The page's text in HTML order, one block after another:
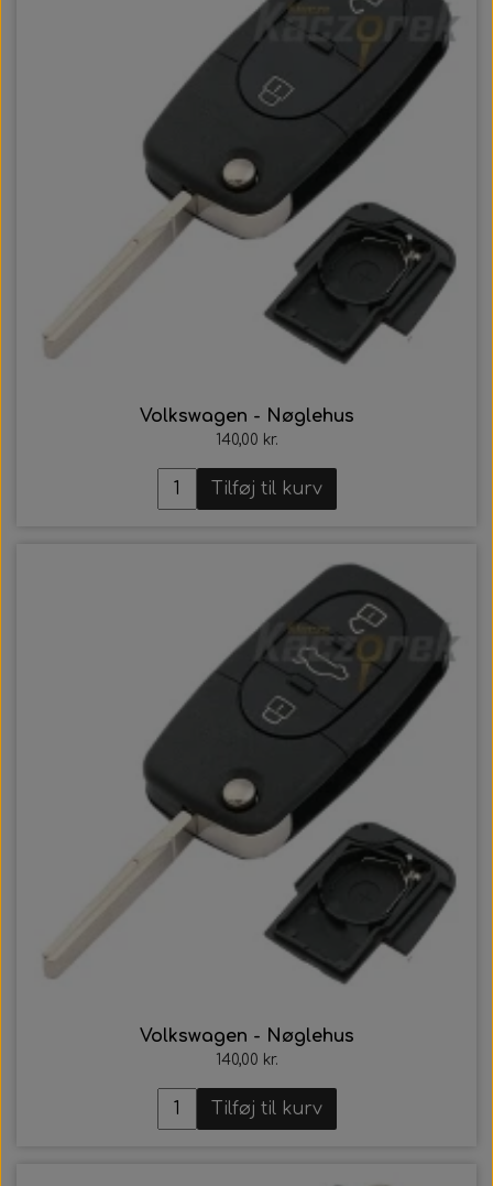
Volkswagen - Nøglehus
140,00 kr.
Tilføj til kurv
Volkswagen - Nøglehus
140,00 kr.
Tilføj til kurv